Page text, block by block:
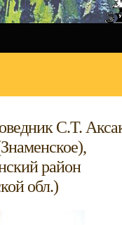
С.Т.
район
обл.)